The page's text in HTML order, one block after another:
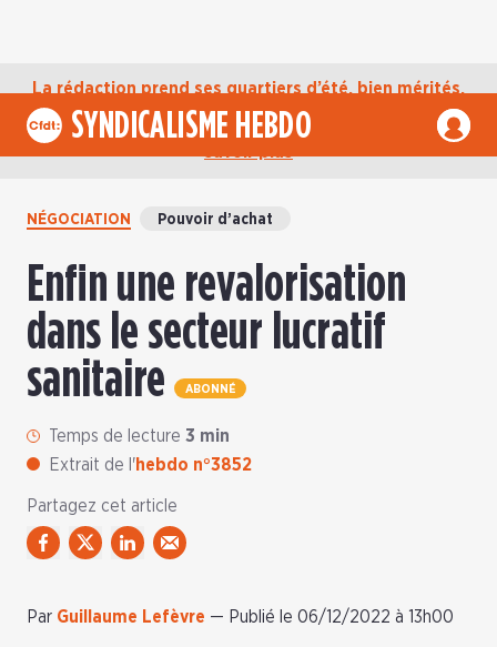
La rédaction prend ses quartiers d’été, bien mérités,
jusqu’au mardi 1er septembre. D’ici là, retrouvez
l’actualité de la CFDT sur notre compte Bluesky. En
SYNDICALISME HEBDO
NÉGOCIATION Pouvoir d’achat
Enfin une revalorisation
dans le secteur lucratif
sanitaire
ABONNÉ
Temps de lecture 3 min
Extrait de l'hebdo n°3852
Partagez cet article
Par Guillaume Lefèvre — Publié le 06/12/2022 à 13h00